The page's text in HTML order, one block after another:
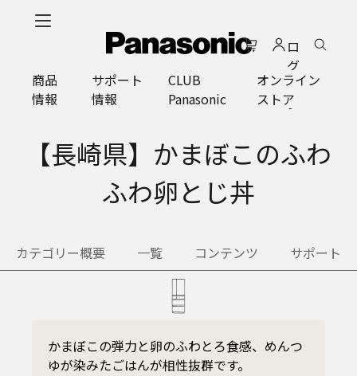
ロ
グ
イ
ン
商品
情報
サポート
情報
CLUB
Panasonic
オンライン
ストア
【長崎県】かまぼこのふわ
ふわ卵とじ丼
カテゴリー概要 一覧 コンテンツ サポート
かまぼこの弾力と卵のふわとろ食感、めんつ
ゆが染みたごはんが相性抜群です。